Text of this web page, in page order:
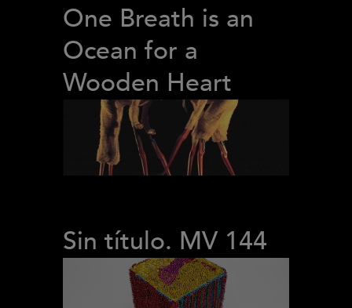
One Breath is an
Ocean for a
Wooden Heart
Sin título. MV 144